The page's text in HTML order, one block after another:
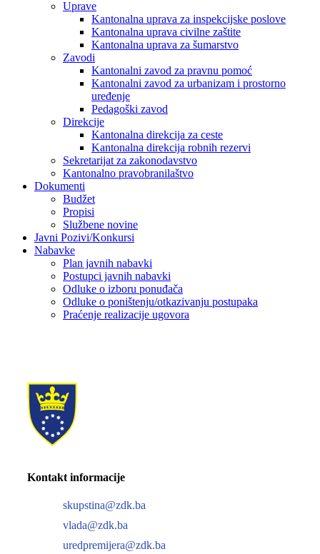
Uprave
Kantonalna uprava za inspekcijske poslove
Kantonalna uprava civilne zaštite
Kantonalna uprava za šumarstvo
Zavodi
Kantonalni zavod za pravnu pomoć
Kantonalni zavod za urbanizam i prostorno
uređenje
Pedagoški zavod
Direkcije
Kantonalna direkcija za ceste
Kantonalna direkcija robnih rezervi
Sekretarijat za zakonodavstvo
Kantonalno pravobranilaštvo
Dokumenti
Budžet
Propisi
Službene novine
Javni Pozivi/Konkursi
Nabavke
Plan javnih nabavki
Postupci javnih nabavki
Odluke o izboru ponuđača
Odluke o poništenju/otkazivanju postupaka
Praćenje realizacije ugovora
Kontakt informacije
skupstina@zdk.ba
vlada@zdk.ba
uredpremijera@zdk.ba